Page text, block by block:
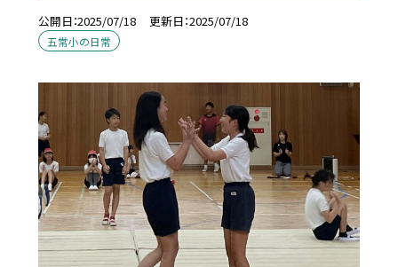
公開日 2025/07/18 更新日 2025/07/18
五常小の日常